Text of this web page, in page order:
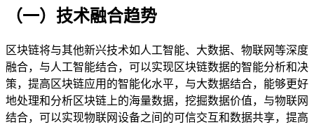
（一）技术融合趋势
区块链将与其他新兴技术如人工智能、大数据、物联网等深度
融合，与人工智能结合，可以实现区块链数据的智能分析和决
策，提高区块链应用的智能化水平，与大数据结合，能够更好
地处理和分析区块链上的海量数据，挖掘数据价值，与物联网
结合，可以实现物联网设备之间的可信交互和数据共享，提高